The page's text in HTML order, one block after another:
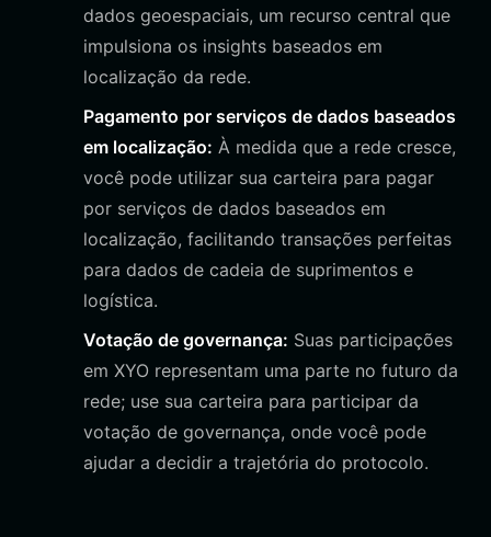
dados geoespaciais, um recurso central que
impulsiona os insights baseados em
localização da rede.
Pagamento por serviços de dados baseados
em localização: À medida que a rede cresce,
você pode utilizar sua carteira para pagar
por serviços de dados baseados em
localização, facilitando transações perfeitas
para dados de cadeia de suprimentos e
logística.
Votação de governança: Suas participações
em XYO representam uma parte no futuro da
rede; use sua carteira para participar da
votação de governança, onde você pode
ajudar a decidir a trajetória do protocolo.